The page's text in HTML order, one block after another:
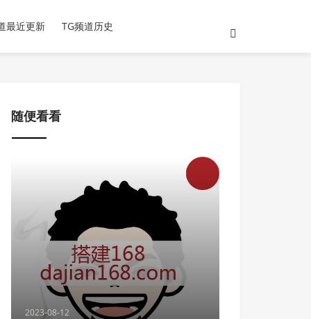
最近更新 TG频道历史
随便看看
2023-08-12